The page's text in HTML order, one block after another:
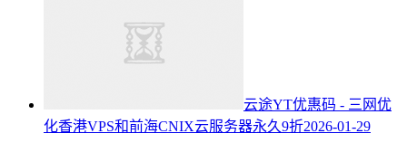
云途YT优惠码 - 三网优
化香港VPS和前海CNIX云服务器永久9折2026-01-29